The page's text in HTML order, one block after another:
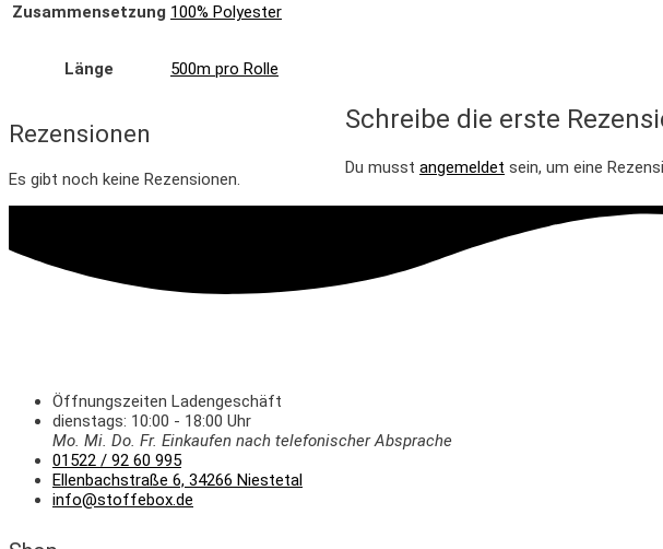
Zusammensetzung 100% Polyester
Länge 500m pro Rolle
Rezensionen
Es gibt noch keine Rezensionen.
Schreibe die erste
Du musst angemeldet sein, um eine
Öffnungszeiten Ladengeschäft
dienstags: 10:00 - 18:00 Uhr
Mo. Mi. Do. Fr. Einkaufen nach telefonischer Absprache
01522 / 92 60 995
Ellenbachstraße 6, 34266 Niestetal
info@stoffebox.de